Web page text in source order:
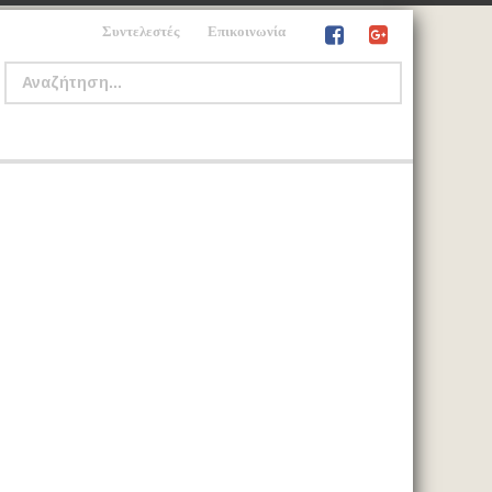
Συντελεστές Επικοινωνία